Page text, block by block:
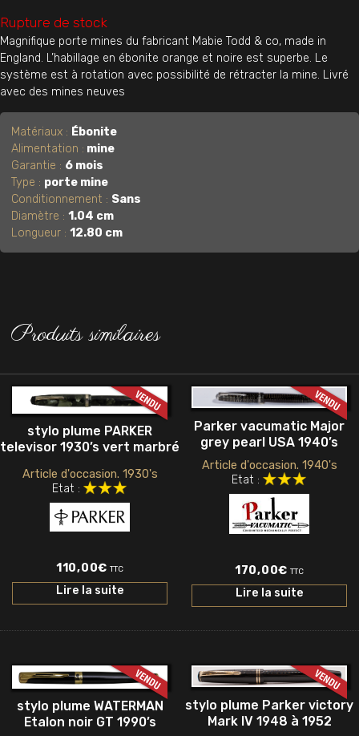
Rupture de stock
Magnifique porte mines du fabricant Mabie Todd & co, made in
England. L’habillage en ébonite orange et noire est superbe. Le
système est à rotation avec possibilité de rétracter la mine. Livré
avec des mines neuves
Matériaux : Ébonite
Alimentation : mine
Garantie : 6 mois
Type : porte mine
Conditionnement : Sans
Diamètre :1.04 cm
Longueur :12.80 cm
Produits similaires
stylo plume PARKER
televisor 1930’s vert marbré
Article d'occasion. 1930's
Etat :
110,00€ TTC
Lire la suite
Parker vacumatic Major
grey pearl USA 1940’s
Article d'occasion. 1940's
Etat :
170,00€ TTC
Lire la suite
stylo plume WATERMAN
Etalon noir GT 1990’s
stylo plume Parker victory
Mark IV 1948 à 1952